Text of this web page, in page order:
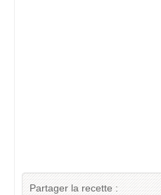
Partager la recette :